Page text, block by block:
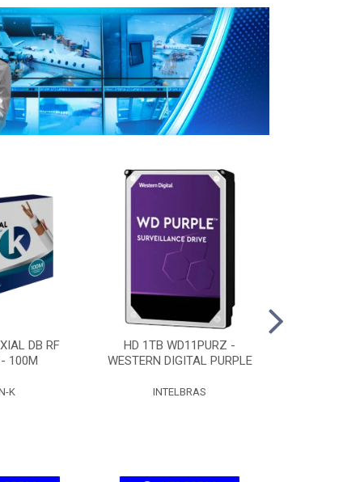
DB RF
100M
K
HD 1TB WD11PURZ -
WESTERN DIGITAL PURPLE
INTELBRAS